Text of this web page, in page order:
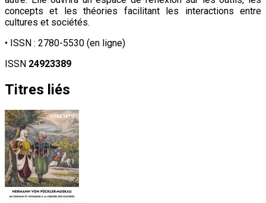
concepts et les théories facilitant les interactions entre
cultures et sociétés.
• ISSN : 2780-5530 (en ligne)
ISSN 24923389
Titres liés